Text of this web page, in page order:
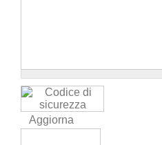
Aggiorna